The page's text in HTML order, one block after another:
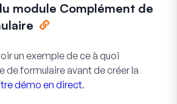
module Complément de
un exemple de ce à quoi
de formulaire avant de créer la
démo en direct.